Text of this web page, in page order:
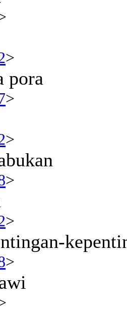
>
pora
>
>
>
>
>